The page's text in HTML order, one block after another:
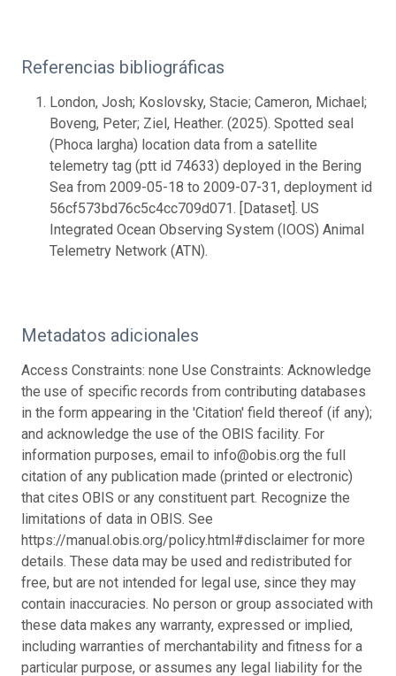
Referencias bibliográficas
London, Josh; Koslovsky, Stacie; Cameron, Michael;
Boveng, Peter; Ziel, Heather. (2025). Spotted seal
(Phoca largha) location data from a satellite
telemetry tag (ptt id 74633) deployed in the Bering
Sea from 2009-05-18 to 2009-07-31, deployment id
56cf573bd76c5c4cc709d071. [Dataset]. US
Integrated Ocean Observing System (IOOS) Animal
Telemetry Network (ATN).
Metadatos adicionales
Access Constraints: none Use Constraints: Acknowledge
the use of specific records from contributing databases
in the form appearing in the 'Citation' field thereof (if any);
and acknowledge the use of the OBIS facility. For
information purposes, email to info@obis.org the full
citation of any publication made (printed or electronic)
that cites OBIS or any constituent part. Recognize the
limitations of data in OBIS. See
https://manual.obis.org/policy.html#disclaimer for more
details. These data may be used and redistributed for
free, but are not intended for legal use, since they may
contain inaccuracies. No person or group associated with
these data makes any warranty, expressed or implied,
including warranties of merchantability and fitness for a
particular purpose, or assumes any legal liability for the